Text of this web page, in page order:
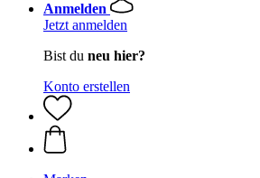
Anmelden
Jetzt anmelden
Bist du neu hier?
Konto erstellen